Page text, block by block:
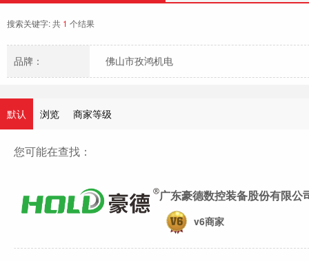
搜索关键字:共 1 个结果
品牌： 佛山市孜鸿机电
默认 浏览 商家等级
您可能在查找：
广东豪德数控装备股份有限公
v6商家